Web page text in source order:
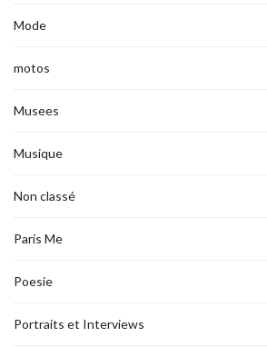
Mode
motos
Musees
Musique
Non classé
Paris Me
Poesie
Portraits et Interviews